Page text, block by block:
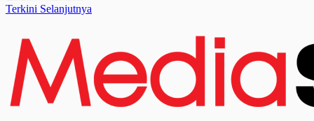
Terkini Selanjutnya